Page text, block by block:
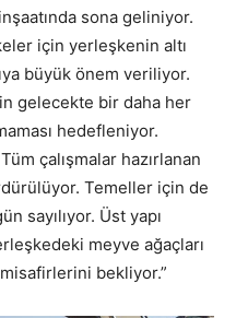
sona geliniyor.
için yerleşkenin altı
büyük önem veriliyor.
gelecekte bir daha her
hedefleniyor.
çalışmalar hazırlanan
Temeller için de
sayılıyor. Üst yapı
meyve ağaçları
bekliyor.”